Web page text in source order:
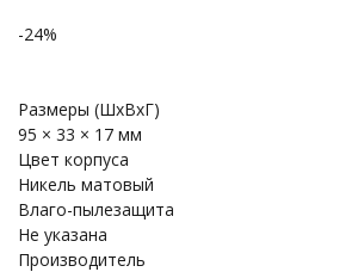
-24%
Размеры (ШхВхГ)
95 × 33 × 17 мм
Цвет корпуса
Никель матовый
Влаго-пылезащита
Не указана
Производитель